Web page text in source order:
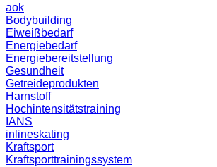
aok
Bodybuilding
Eiweißbedarf
Energiebedarf
Energiebereitstellung
Gesundheit
Getreideprodukten
Harnstoff
Hochintensitätstraining
IANS
inlineskating
Kraftsport
Kraftsporttrainingssystem